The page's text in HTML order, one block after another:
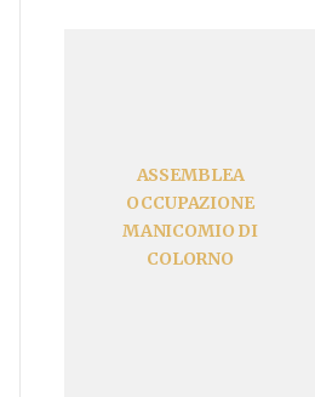
ASSEMBLEA
OCCUPAZIONE
MANICOMIO DI
COLORNO